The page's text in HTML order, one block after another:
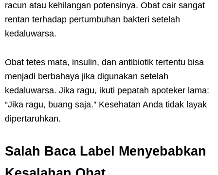
racun atau kehilangan potensinya. Obat cair sangat
rentan terhadap pertumbuhan bakteri setelah
kedaluwarsa.
Obat tetes mata, insulin, dan antibiotik tertentu bisa
menjadi berbahaya jika digunakan setelah
kedaluwarsa. Jika ragu, ikuti pepatah apoteker lama:
“Jika ragu, buang saja.” Kesehatan Anda tidak layak
dipertaruhkan.
Salah Baca Label Menyebabkan